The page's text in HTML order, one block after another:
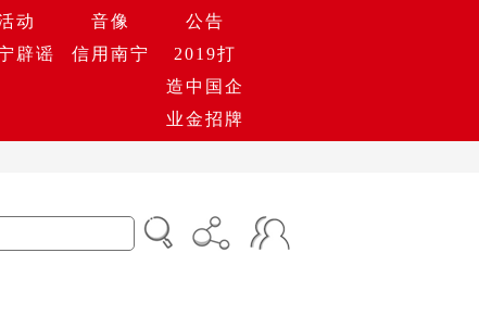
动 音像
公告
辟谣 信用南宁
2019打
造中国企
业金招牌